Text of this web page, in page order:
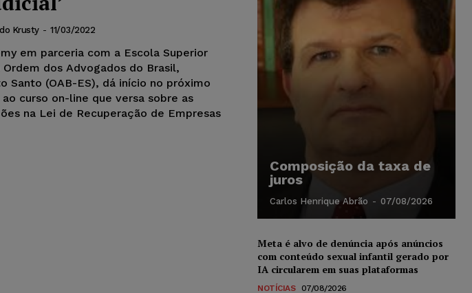
Krusty - 11/03/2022
em parceria com a Escola Superior
dos Advogados do Brasil,
Santo (OAB-ES), dá início no próximo
curso on-line que versa sobre as
na Lei de Recuperação de Empresas
Composição da taxa de
juros
Carlos Henrique Abrão - 07/08/2026
Meta é alvo de denúncia após anúncios
com conteúdo sexual infantil gerado por
IA circularem em suas plataformas
NOTÍCIAS 07/08/2026